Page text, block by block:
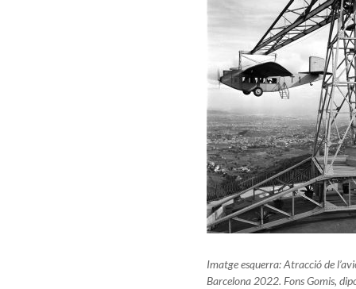
Imatge esquerra: Atracció de
Barcelona 2022. Fons Gomis,